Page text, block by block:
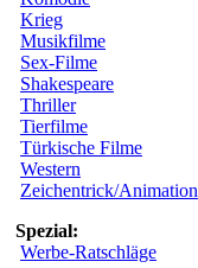
Krieg
Musikfilme
Sex-Filme
Shakespeare
Thriller
Tierfilme
Türkische Filme
Western
Zeichentrick/Animation
Spezial:
Werbe-Ratschläge